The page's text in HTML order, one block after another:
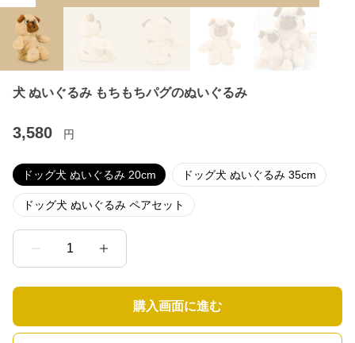
犬 ぬいぐるみ もちもちパグのぬいぐるみ
3,580 円
ドッグ犬 ぬいぐるみ 20cm ドッグ犬 ぬいぐるみ 35cm
ドッグ犬 ぬいぐるみ ペアセット
1
購入画面に進む